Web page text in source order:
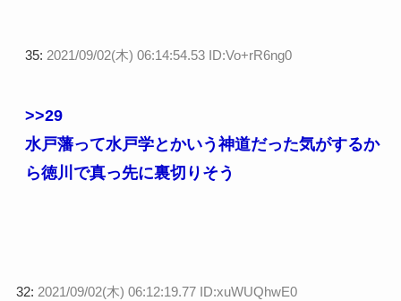
35: 2021/09/02(木) 06:14:54.53 ID:Vo+rR6ng0
>>29
水戸藩って水戸学とかいう神道だった気がするか
ら徳川で真っ先に裏切りそう
32: 2021/09/02(木) 06:12:19.77 ID:xuWUQhwE0